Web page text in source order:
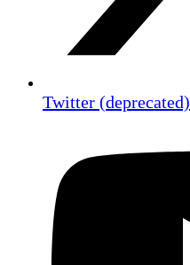
Twitter (deprecated)